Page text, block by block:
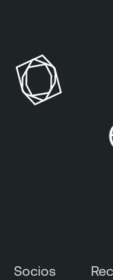
Socios